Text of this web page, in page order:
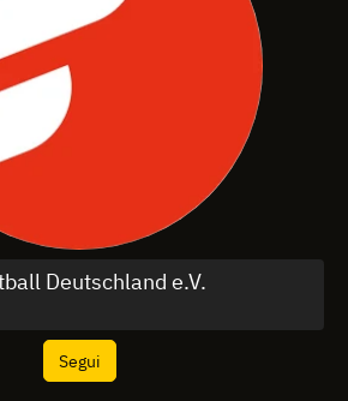
Deutschland e.V.
Segui